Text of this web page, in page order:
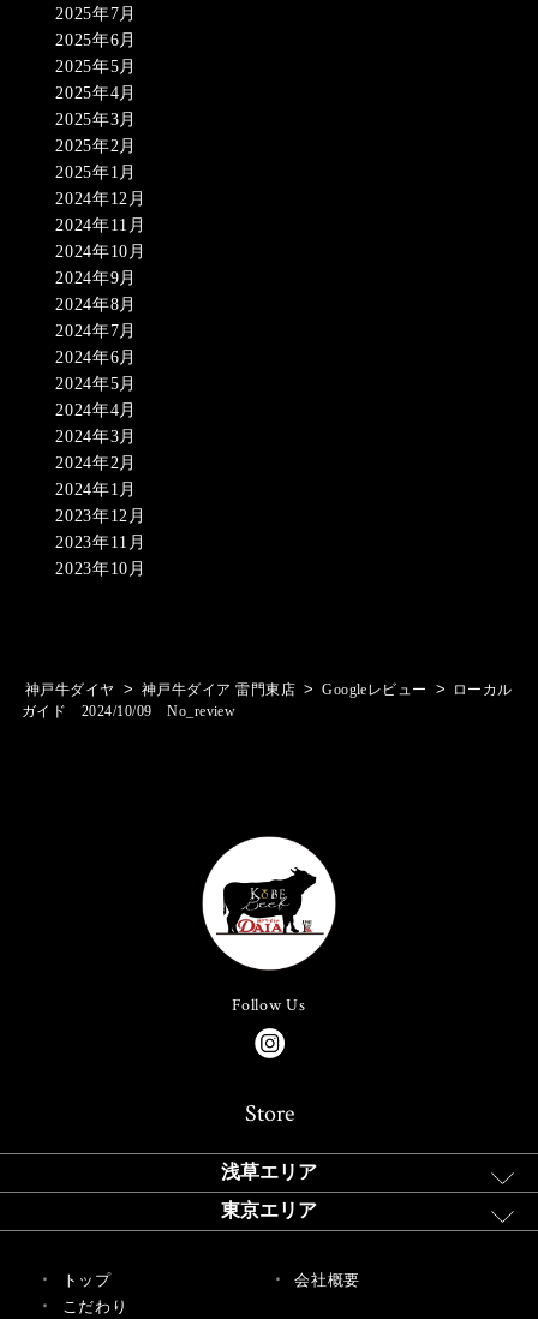
2025年7月
2025年6月
2025年5月
2025年4月
2025年3月
2025年2月
2025年1月
2024年12月
2024年11月
2024年10月
2024年9月
2024年8月
2024年7月
2024年6月
2024年5月
2024年4月
2024年3月
2024年2月
2024年1月
2023年12月
2023年11月
2023年10月
神戸牛ダイヤ > 神戸牛ダイア 雷門東店 > Googleレビュー >
ローカル
ガイド 2024/10/09 No_review
Follow Us
Store
浅草エリア
東京エリア
トップ
こだわり
会社概要